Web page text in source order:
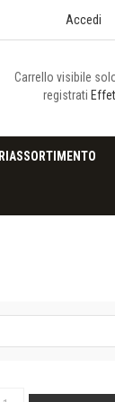
Accedi
Carrello visibile
registrati
RIASSORTIMENTO